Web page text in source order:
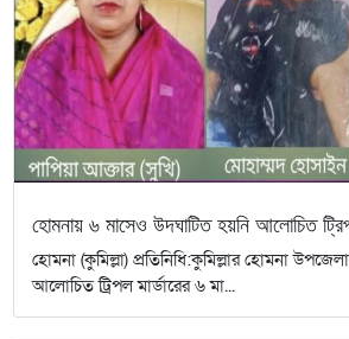
হোমনায় ৬ মাসেও উদঘাটিত হয়নি আলোচিত
হোমনা (কুমিল্লা) প্রতিনিধি:কুমিল্লার হোমনা
আলোচিত ট্রিপল মার্ডারের ৬ মা...